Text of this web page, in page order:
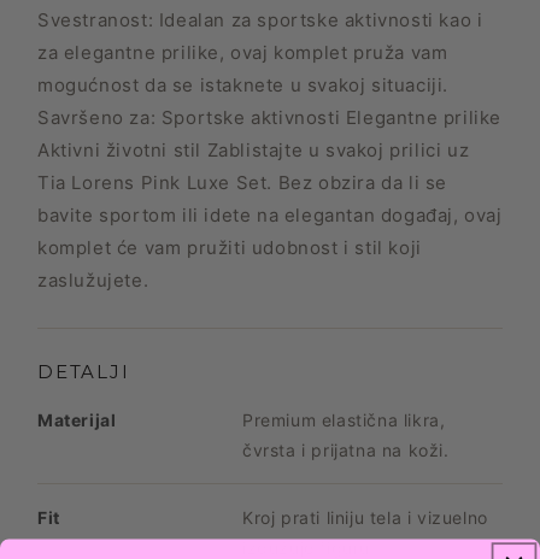
Svestranost: Idealan za sportske aktivnosti kao i
za elegantne prilike, ovaj komplet pruža vam
mogućnost da se istaknete u svakoj situaciji.
Savršeno za: Sportske aktivnosti Elegantne prilike
Aktivni životni stil Zablistajte u svakoj prilici uz
Tia Lorens Pink Luxe Set. Bez obzira da li se
bavite sportom ili idete na elegantan događaj, ovaj
komplet će vam pružiti udobnost i stil koji
zaslužujete.
DETALJI
Materijal
Premium elastična likra,
čvrsta i prijatna na koži.
Fit
Kroj prati liniju tela i vizuelno